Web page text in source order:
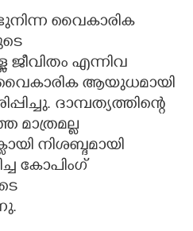
വൈകാരിക
എന്നിവ
ആയുധമായി
ദാമ്പത്യത്തിന്റെ
മാത്രമല്ല
നിശബ്ദമായി
കോപിംഗ്